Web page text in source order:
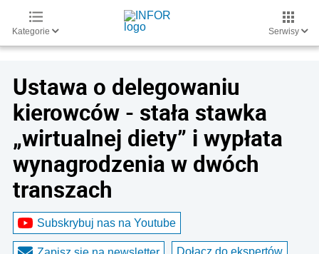
Kategorie Serwisy
Ustawa o delegowaniu
kierowców - stała stawka
„wirtualnej diety” i wypłata
wynagrodzenia w dwóch
transzach
Subskrybuj nas na Youtube
Dołącz do ekspertów